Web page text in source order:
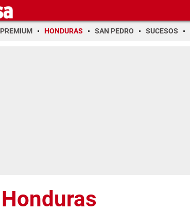
PREMIUM HONDURAS SAN PEDRO SUCESOS
Honduras